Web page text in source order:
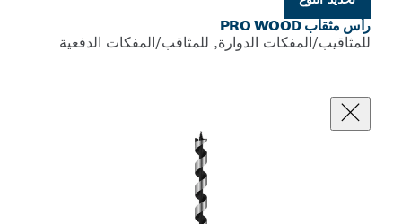
الدوارة, للمثاقب/المفكات الدفعية